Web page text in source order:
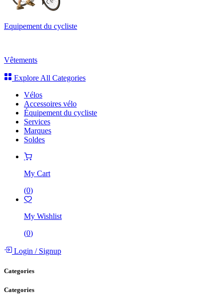
Equipement du cycliste
Vêtements
Explore All Categories
Vélos
Accessoires vélo
Équipement du cycliste
Services
Marques
Soldes
My Cart
(0)
My Wishlist
(0)
Login /Signup
Categories
Categories